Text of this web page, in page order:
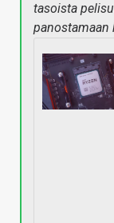
tasoista
panostamaan